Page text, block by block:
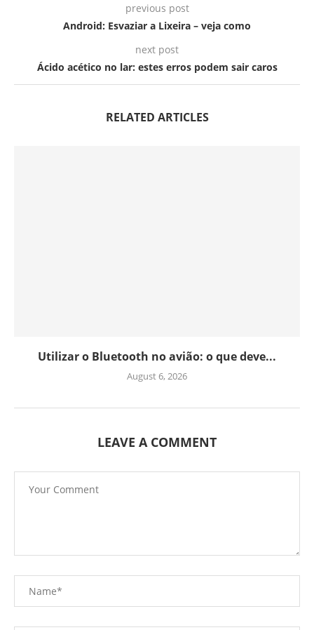
previous post
Android: Esvaziar a Lixeira – veja como
next post
Ácido acético no lar: estes erros podem sair caros
RELATED ARTICLES
Utilizar o Bluetooth no avião: o que deve...
August 6, 2026
LEAVE A COMMENT